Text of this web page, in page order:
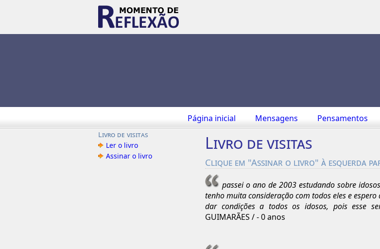
Página inicial Mensagens Pensamentos
Livro de visitas
Ler o livro
Assinar o livro
Livro de visitas
Clique em "Assinar o livro" à esquerda
passei o ano de 2003 estudando sobre
tenho muita consideração com todos eles e
dar condições a todos os idosos, pois esse
GUIMARÃES / - 0 anos